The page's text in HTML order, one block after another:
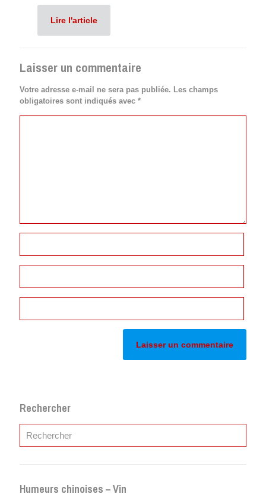
Lire l'article
Laisser un commentaire
Votre adresse e-mail ne sera pas publiée. Les champs
obligatoires sont indiqués avec *
Rechercher
Humeurs chinoises – Vin